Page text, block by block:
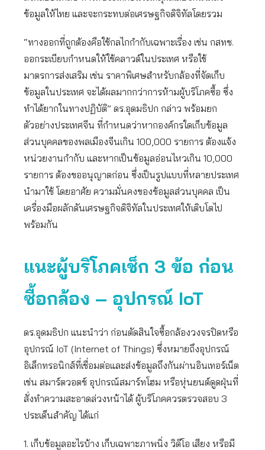
ข้อมูลให้ไทย และจะกระทบต่อเศรษฐกิจดิจิทัลโดยรวม
“ทางออกที่ถูกต้องคือใช้กลไกกำกับเฉพาะเรื่อง เช่น กสทช.
ออกระเบียบกำหนดให้ใช้คลาวด์ในประเทศ หรือใช้
มาตรการส่งเสริม เช่น ราคาพิเศษสำหรับกล้องที่จัดเก็บ
ข้อมูลในประเทศ จะได้ผลมากกว่าการห้ามผู้บริโภคซื้อ ซึ่ง
ทำได้ยากในทางปฏิบัติ” ดร.อุดมธิปก กล่าว พร้อมยก
ตัวอย่างประเทศจีน ที่กำหนดว่าหากองค์กรใดเก็บข้อมูล
ส่วนบุคคลของพลเมืองจีนเกิน 100,000 รายการ ต้องแจ้ง
หน่วยงานกำกับ และหากเป็นข้อมูลอ่อนไหวเกิน 10,000
รายการ ต้องขออนุญาตก่อน ซึ่งเป็นรูปแบบที่หลายประเทศ
นำมาใช้ โดยอาศัย ความมั่นคงของข้อมูลส่วนบุคคล เป็น
เครื่องมือผลักดันเศรษฐกิจดิจิทัลในประเทศให้เติบโตไป
พร้อมกัน
แนะผู้บริโภคเช็ก 3 ข้อ ก่อน
ซื้อกล้อง – อุปกรณ์ IoT
ดร.อุดมธิปก แนะนำว่า ก่อนตัดสินใจซื้อกล้องวงจรปิดหรือ
อุปกรณ์ IoT (Internet of Things) ซึ่งหมายถึงอุปกรณ์
อิเล็กทรอนิกส์ที่เชื่อมต่อและส่งข้อมูลถึงกันผ่านอินเทอร์เน็ต
เช่น สมาร์ตวอตช์ อุปกรณ์สมาร์ทโฮม หรือหุ่นยนต์ดูดฝุ่นที่
สั่งทำความสะอาดล่วงหน้าได้ ผู้บริโภคควรตรวจสอบ 3
ประเด็นสำคัญ ได้แก่
1. เก็บข้อมูลอะไรบ้าง เก็บเฉพาะภาพนิ่ง วิดีโอ เสียง หรือมี